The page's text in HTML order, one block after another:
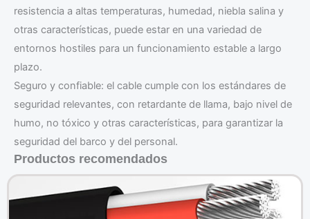
resistencia a altas temperaturas, humedad, niebla salina y
otras características, puede estar en una variedad de
entornos hostiles para un funcionamiento estable a largo
plazo.
Seguro y confiable: el cable cumple con los estándares de
seguridad relevantes, con retardante de llama, bajo nivel de
humo, no tóxico y otras características, para garantizar la
seguridad del barco y del personal.
Productos recomendados